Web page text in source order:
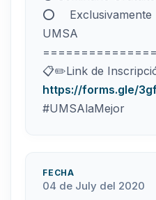
⭕
UMSA
📋✏️Link de
https://forms.gle/
#UMSAlaMejor
FECHA
04 de July del 2020